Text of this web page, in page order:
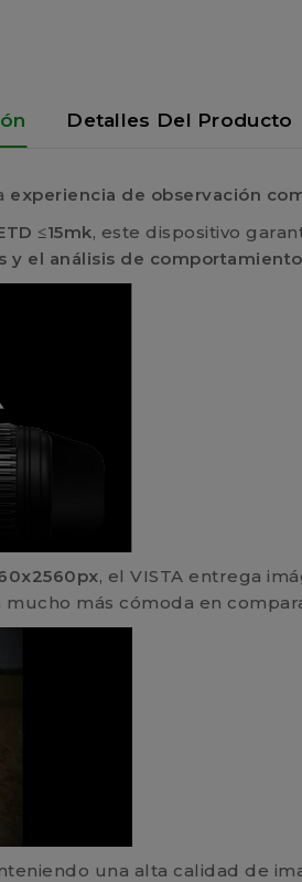
Detalles Del Producto
experiencia de observación
≤15mk, este dispositivo
el análisis de
, el VISTA entrega
más cómoda en
una alta calidad de